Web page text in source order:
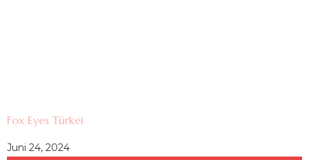
Fox Eyes Türkei
Juni 24, 2024